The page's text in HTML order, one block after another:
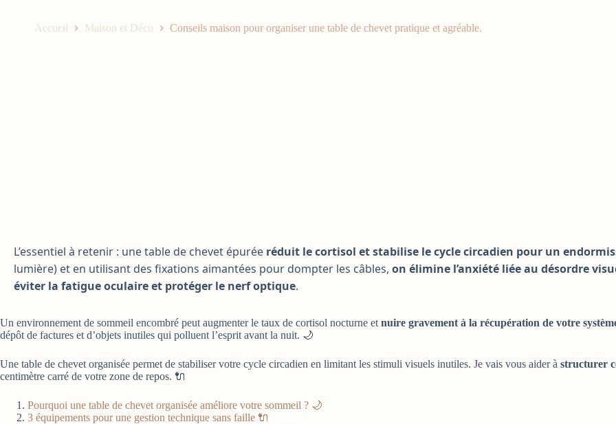
Accueil Maison et Déco Conseils maison pour organiser une table de chevet pratique et agréable.
L’essentiel à retenir : une table de chevet épurée réduit le cortisol et stabilise le cycle circadien pour un
lumière) et en utilisant des fixations aimantées pour dompter les câbles, on élimine l’anxiété liée au désordre
éviter la fatigue oculaire et protéger le nerf optique.
Un environnement de sommeil encombré peut augmenter le taux de cortisol nocturne et nuire gravement à la récupération de votre
dépôt de factures et d’objets inutiles qui polluent l’esprit avant la nuit. 🌙
Une table de chevet organisée permet de stabiliser votre cycle circadien en limitant les stimuli visuels inutiles. Je vais vous aider à structurer
centimètre carré de votre zone de repos. 🔌
Pourquoi une table de chevet organisée améliore votre sommeil ? 🌙
3 équipements pour une gestion technique sans faille 🔌